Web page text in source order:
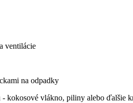
ventilácie
na odpadky
kokosové vlákno, piliny alebo ďalšie